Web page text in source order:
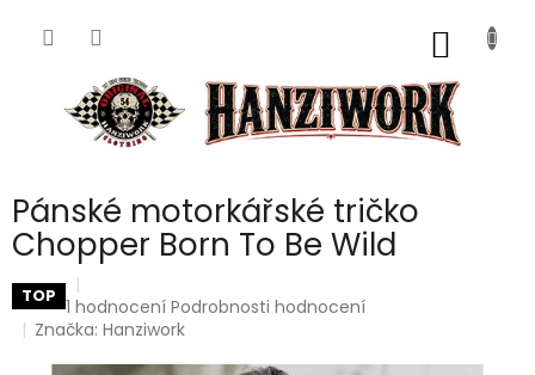
Pánské motorkářské tričko
Chopper Born To Be Wild
TOP Průměrné
hodnocení
1 hodnocení Podrobnosti hodnocení
Značka:Hanziwork